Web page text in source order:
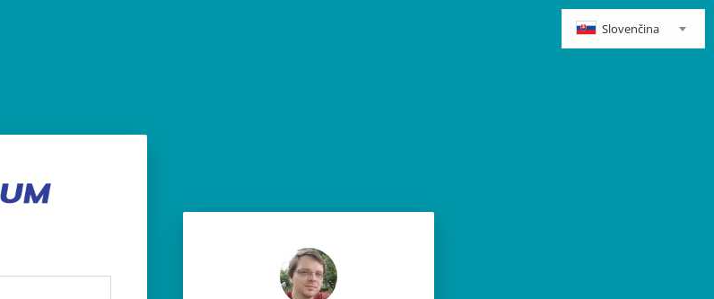
Slovenčina